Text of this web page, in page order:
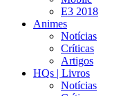
E3 2018
Animes
Notícias
Críticas
Artigos
HQs | Livros
Notícias